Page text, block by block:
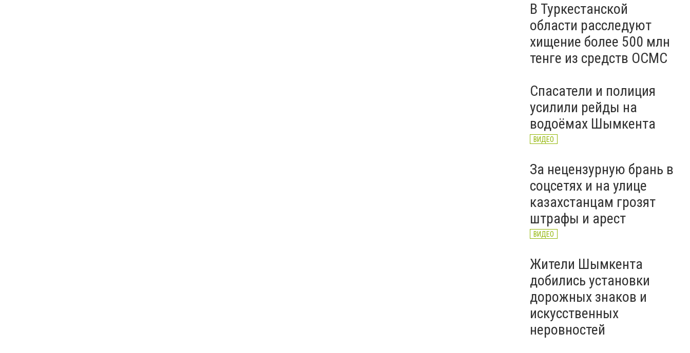
высокооплачиваемые
вакансии июля
В Туркестанской
области расследуют
хищение более 500 млн
тенге из средств ОСМС
Спасатели и полиция
усилили рейды на
водоёмах Шымкента
ВИДЕО
За нецензурную брань в
соцсетях и на улице
казахстанцам грозят
штрафы и арест
ВИДЕО
Жители Шымкента
добились установки
дорожных знаков и
искусственных
неровностей